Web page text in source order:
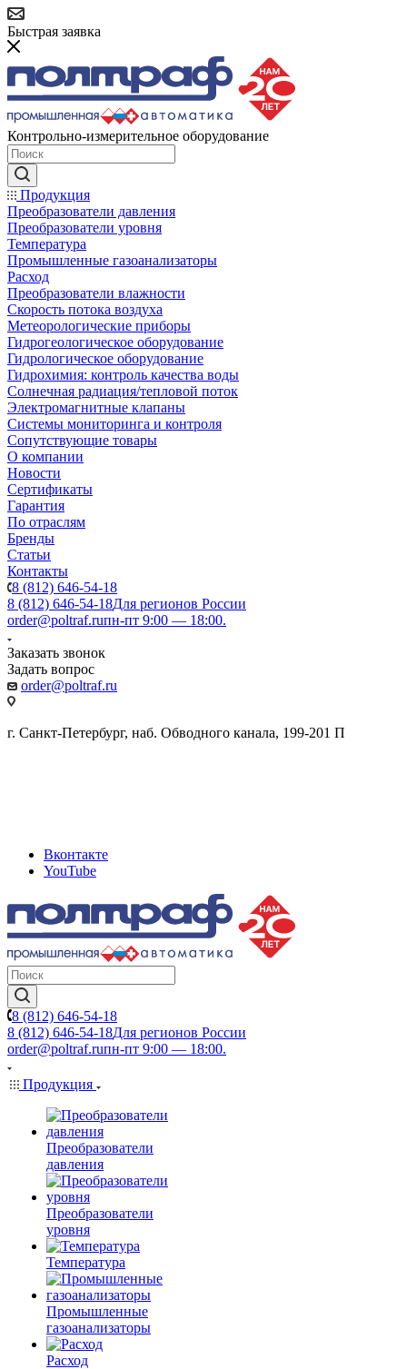
Быстрая заявка
Контрольно-измерительное оборудование
Продукция
Преобразователи давления
Преобразователи уровня
Температура
Промышленные газоанализаторы
Расход
Преобразователи влажности
Скорость потока воздуха
Метеорологические приборы
Гидрогеологическое оборудование
Гидрологическое оборудование
Гидрохимия: контроль качества воды
Солнечная радиация/тепловой поток
Электромагнитные клапаны
Системы мониторинга и контроля
Сопутствующие товары
О компании
Новости
Сертификаты
Гарантия
По отраслям
Бренды
Статьи
Контакты
8 (812) 646-54-18
8 (812) 646-54-18Для регионов России
order@poltraf.ruпн-пт 9:00 — 18:00.
Заказать звонок
Задать вопрос
order@poltraf.ru
г. Санкт-Петербург, наб. Обводного канала, 199-201 П
Вконтакте
YouTube
8 (812) 646-54-18
8 (812) 646-54-18Для регионов России
order@poltraf.ruпн-пт 9:00 — 18:00.
Продукция
Преобразователи
давления
Преобразователи
уровня
Температура
Промышленные
газоанализаторы
Расход